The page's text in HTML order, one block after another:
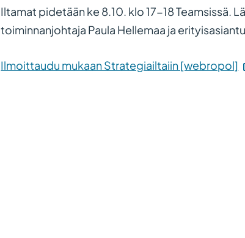
Iltamat pidetään ke 8.10. klo 17-18 Teamsissä.
toiminnanjohtaja Paula Hellemaa ja
Ilmoittaudu mukaan Strategiailtaiin [webropol]